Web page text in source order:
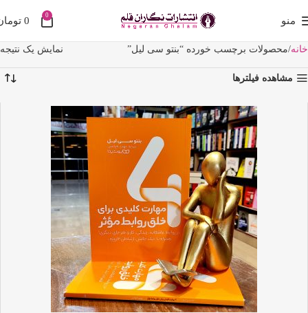
منو 0
0
خانه محصولات برچسب خورده “بنتو سی لیل” نمایش یک نتیجه
مشاهده فیلترها